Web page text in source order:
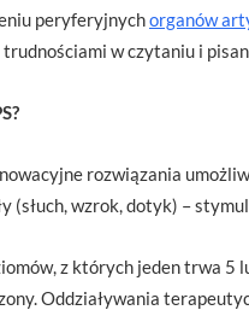
peryferyjnychorganów
w czytaniu i
rozwiązania
(słuch, wzrok, dotyk) –
z których jeden trwa
Oddziaływania